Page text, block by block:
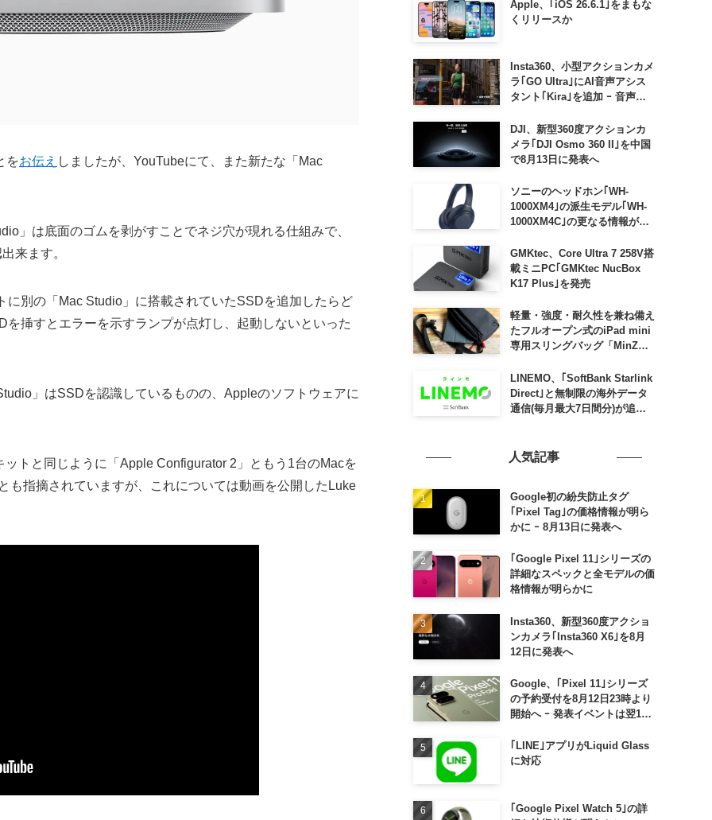
をお伝え しましたが、YouTubeにて、また新たな「Mac
」は底面のゴムを剥がすことでネジ穴が現れる仕組みで、
来ます。
別の「Mac Studio」に搭載されていたSSDを追加したらど
挿すとエラーを示すランプが点灯し、起動しないといった
」はSSDを認識しているものの、Appleのソフトウェアに
トと同じように「Apple Configurator 2」ともう1台のMacを
も指摘されていますが、これについては動画を公開したLuke
Apple、｢iOS 26.6.1｣をまもな
くリリースか
Insta360、小型アクションカメ
ラ｢GO Ultra｣にAI音声アシス
タント｢Kira｣を追加 ｰ 音声で
などが利用可能に
DJI、新型360度アクションカ
メラ｢DJI Osmo 360 II｣を中国
で8月13日に発表へ
ソニーのヘッドホン｢WH-
1000XM4｣の派生モデル｢WH-
1000XM4C｣の更なる情報が明
GMKtec、Core Ultra 7 258V搭
載ミニPC｢GMKtec NucBox
K17 Plus｣を発売
軽量・強度・耐久性を兼ね備え
たフルオープン式のiPad mini
専用スリングバッグ「MinZ
発売
LINEMO、｢SoftBank Starlink
Direct｣と無制限の海外データ
通信(毎月最大7日間分)が追加
人気記事
Google初の紛失防止タグ
｢Pixel Tag｣の価格情報が明ら
かに ｰ 8月13日に発表へ
｢Google Pixel 11｣シリーズの
詳細なスペックと全モデルの価
格情報が明らかに
Insta360、新型360度アクショ
ンカメラ｢Insta360 X6｣を8月
12日に発表へ
Google、｢Pixel 11｣シリーズ
の予約受付を8月12日23時より
開始へ ｰ 発表イベントは翌13
｢LINE｣アプリがLiquid Glass
に対応
｢Google Pixel Watch 5｣の詳